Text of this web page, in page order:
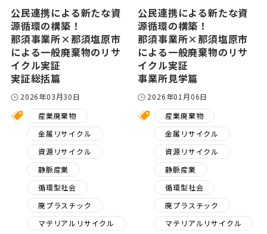
公民連携による新たな資
源循環の構築！
那須事業所×那須塩原市
による一般廃棄物のリサ
イクル実証
実証総括篇
2026年03月30日
産業廃棄物
金属リサイクル
資源リサイクル
静脈産業
循環型社会
廃プラスチック
マテリアルリサイクル
公民連携による新たな資
源循環の構築！
那須事業所×那須塩原市
による一般廃棄物のリサ
イクル実証
事業所見学篇
2026年01月06日
産業廃棄物
金属リサイクル
資源リサイクル
静脈産業
循環型社会
廃プラスチック
マテリアルリサイクル